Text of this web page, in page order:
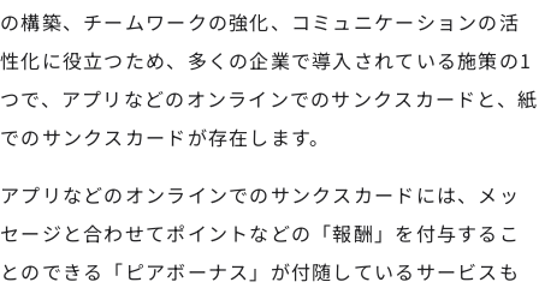
の構築、チームワークの強化、コミュニケーションの活
性化に役立つため、多くの企業で導入されている施策の1
つで、アプリなどのオンラインでのサンクスカードと、紙
でのサンクスカードが存在します。
アプリなどのオンラインでのサンクスカードには、メッ
セージと合わせてポイントなどの「報酬」を付与するこ
とのできる「ピアボーナス」が付随しているサービスも